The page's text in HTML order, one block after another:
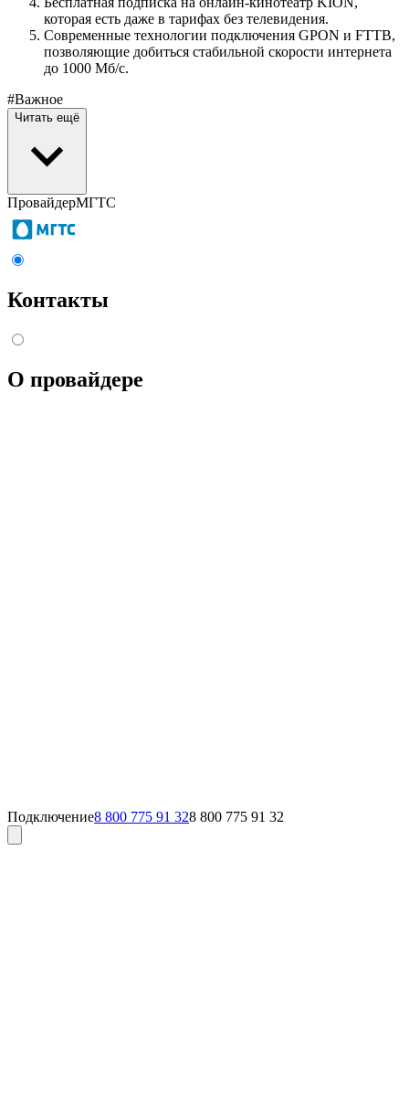
которая есть даже в тарифах без телевидения.
Современные технологии подключения GPON и FTTB,
позволяющие добиться стабильной скорости интернета
до 1000 Мб/с.
#Важное
Читать ещё
ПровайдерМГТС
Контакты
О провайдере
Подключение8 800 775 91 328 800 775 91 32